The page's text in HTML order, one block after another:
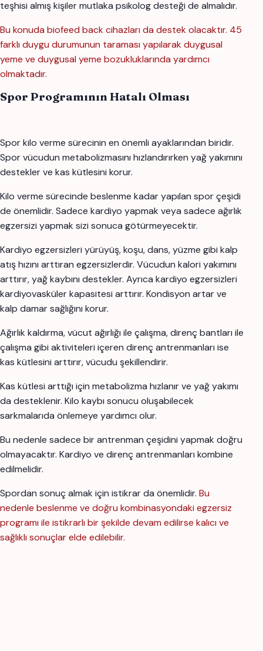
teşhisi almış kişiler mutlaka psikolog desteği de almalıdır.
Bu konuda biofeed back cihazları da destek olacaktır. 45
farklı duygu durumunun taraması yapılarak duygusal
yeme ve duygusal yeme bozukluklarında yardımcı
olmaktadır.
Spor Programının Hatalı Olması
Spor kilo verme sürecinin en önemli ayaklarından biridir.
Spor vücudun metabolizmasını hızlandırırken yağ yakımını
destekler ve kas kütlesini korur.
Kilo verme sürecinde beslenme kadar yapılan spor çeşidi
de önemlidir. Sadece kardiyo yapmak veya sadece ağırlık
egzersizi yapmak sizi sonuca götürmeyecektir.
Kardiyo egzersizleri yürüyüş, koşu, dans, yüzme gibi kalp
atış hızını arttıran egzersizlerdir. Vücudun kalori yakımını
arttırır, yağ kaybını destekler. Ayrıca kardiyo egzersizleri
kardiyovasküler kapasitesi arttırır. Kondisyon artar ve
kalp damar sağlığını korur.
Ağırlık kaldırma, vücut ağırlığı ile çalışma, direnç bantları ile
çalışma gibi aktiviteleri içeren direnç antrenmanları ise
kas kütlesini arttırır, vücudu şekillendirir.
Kas kütlesi arttığı için metabolizma hızlanır ve yağ yakımı
da desteklenir. Kilo kaybı sonucu oluşabilecek
sarkmalarıda önlemeye yardımcı olur.
Bu nedenle sadece bir antrenman çeşidini yapmak doğru
olmayacaktır. Kardiyo ve direnç antrenmanları kombine
edilmelidir.
Spordan sonuç almak için istikrar da önemlidir. Bu
nedenle beslenme ve doğru kombinasyondaki egzersiz
programı ile istikrarlı bir şekilde devam edilirse kalıcı ve
sağlıklı sonuçlar elde edilebilir.